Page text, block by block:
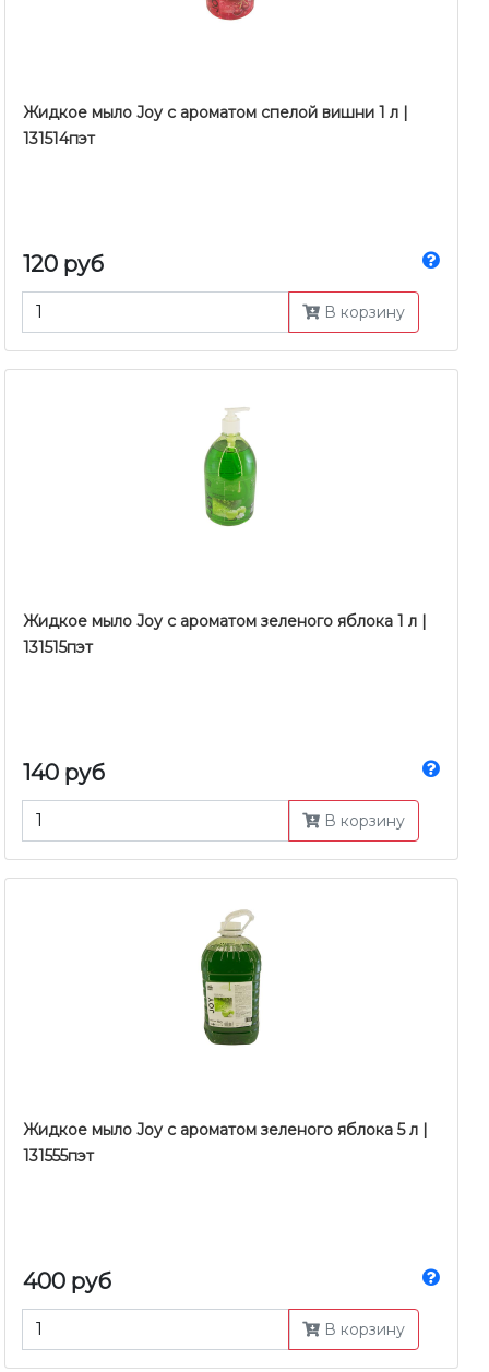
Жидкое мыло Joy c ароматом спелой вишни 1 л |
131514пэт
120 руб
В корзину
Жидкое мыло Joy c ароматом зеленого яблока 1 л |
131515пэт
140 руб
В корзину
Жидкое мыло Joy c ароматом зеленого яблока 5 л |
131555пэт
400 руб
В корзину